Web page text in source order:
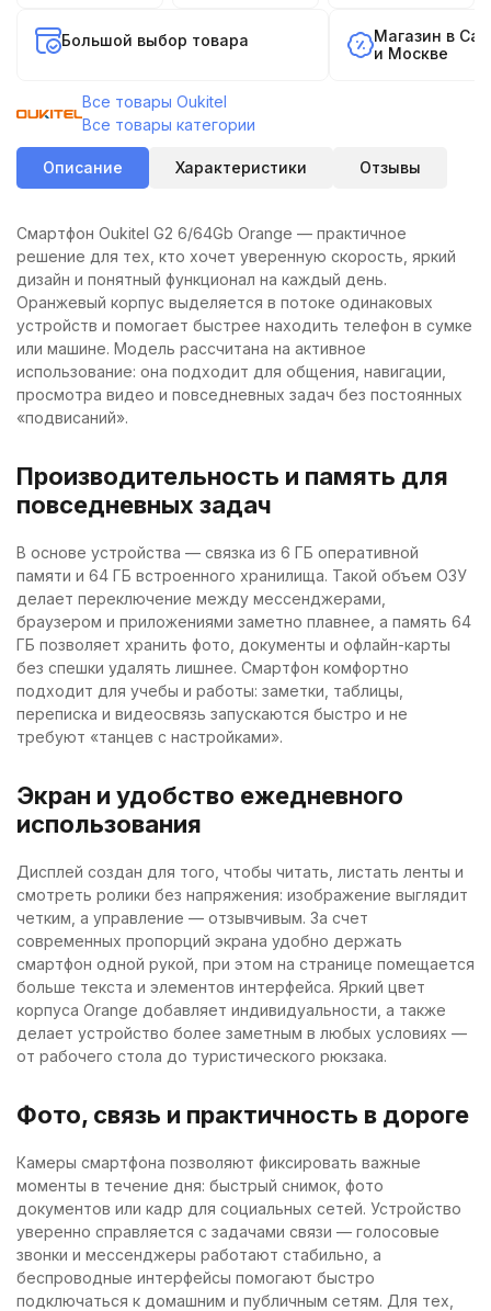
Большой выбор товара
Магазин в
и Москве
Все товары Oukitel
Все товары категории
Описание Характеристики Отзывы
Смартфон Oukitel G2 6/64Gb Orange — практичное
решение для тех, кто хочет уверенную скорость, яркий
дизайн и понятный функционал на каждый день.
Оранжевый корпус выделяется в потоке одинаковых
устройств и помогает быстрее находить телефон в сумке
или машине. Модель рассчитана на активное
использование: она подходит для общения, навигации,
просмотра видео и повседневных задач без постоянных
«подвисаний».
Производительность и память для
повседневных задач
В основе устройства — связка из 6 ГБ оперативной
памяти и 64 ГБ встроенного хранилища. Такой объем ОЗУ
делает переключение между мессенджерами,
браузером и приложениями заметно плавнее, а память 64
ГБ позволяет хранить фото, документы и офлайн-карты
без спешки удалять лишнее. Смартфон комфортно
подходит для учебы и работы: заметки, таблицы,
переписка и видеосвязь запускаются быстро и не
требуют «танцев с настройками».
Экран и удобство ежедневного
использования
Дисплей создан для того, чтобы читать, листать ленты и
смотреть ролики без напряжения: изображение выглядит
четким, а управление — отзывчивым. За счет
современных пропорций экрана удобно держать
смартфон одной рукой, при этом на странице помещается
больше текста и элементов интерфейса. Яркий цвет
корпуса Orange добавляет индивидуальности, а также
делает устройство более заметным в любых условиях —
от рабочего стола до туристического рюкзака.
Фото, связь и практичность в дороге
Камеры смартфона позволяют фиксировать важные
моменты в течение дня: быстрый снимок, фото
документов или кадр для социальных сетей. Устройство
уверенно справляется с задачами связи — голосовые
звонки и мессенджеры работают стабильно, а
беспроводные интерфейсы помогают быстро
подключаться к домашним и публичным сетям. Для тех,